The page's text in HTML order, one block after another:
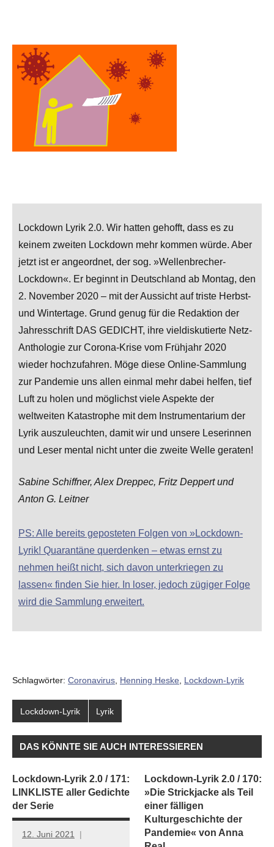
Lockdown Lyrik 2.0. Wir hatten gehofft, dass es zu
keinem zweiten Lockdown mehr kommen würde. Aber
jetzt ist er angeordnet, der sog. »Wellenbrecher-
Lockdown«. Er beginnt in Deutschland ab Montag, den
2. November 2020 – mit der Aussicht auf triste Herbst-
und Wintertage. Grund genug für die Redaktion der
Jahresschrift DAS GEDICHT, ihre vieldiskutierte Netz-
Anthologie zur Corona-Krise vom Frühjahr 2020
wieder hochzufahren. Möge diese Online-Sammlung
zur Pandemie uns allen einmal mehr dabei helfen, tief
Luft zu holen und möglichst viele Aspekte der
weltweiten Katastrophe mit dem Instrumentarium der
Lyrik auszuleuchten, damit wir und unsere Leserinnen
und Leser mental nicht unter die zweite Welle geraten!
Sabine Schiffner, Alex Dreppec, Fritz Deppert und
Anton G. Leitner
PS: Alle bereits geposteten Folgen von »Lockdown-
Lyrik! Quarantäne querdenken – etwas ernst zu
nehmen heißt nicht, sich davon unterkriegen zu
lassen« finden Sie hier. In loser, jedoch zügiger Folge
wird die Sammlung erweitert.
Schlagwörter: Coronavirus, Henning Heske, Lockdown-Lyrik
Lockdown-Lyrik Lyrik
DAS KÖNNTE SIE AUCH INTERESSIEREN
Lockdown-Lyrik 2.0 / 171:
LINKLISTE aller Gedichte
der Serie
12. Juni 2021
Lockdown-Lyrik 2.0 / 170:
»Die Strickjacke als Teil
einer fälligen
Kulturgeschichte der
Pandemie« von Anna